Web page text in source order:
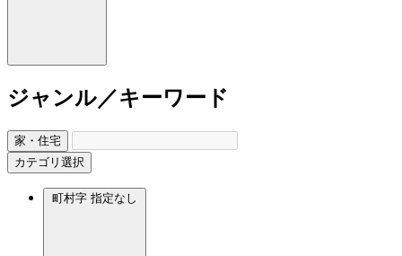
ジャンル／キーワード
家・住宅
カテゴリ選択
町村字 指定なし